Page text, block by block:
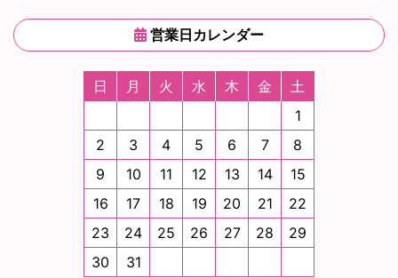
営業日カレンダー
日 月 火 水 木 金
土
1
2
3 4 5 6 7
8
9
10 11 12 13 14
15
16
17 18 19 20 21
22
23
24 25 26 27 28
29
30
31